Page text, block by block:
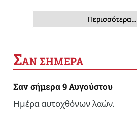
Περισσότερα…
ΣΑΝ ΣΗΜΕΡΑ
Σαν σήμερα 9 Αυγούστου
Ημέρα αυτοχθόνων λαών.